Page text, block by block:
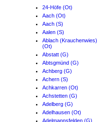
24-Höfe (Ot)
Aach (Ot)
Aach (S)
Aalen (S)
Ablach (Krauchenwies)
(Ot)
Abstatt (G)
Abtsgmünd (G)
Achberg (G)
Achern (S)
Achkarren (Ot)
Achstetten (G)
Adelberg (G)
Adelhausen (Ot)
Adelmannsfelden (G)